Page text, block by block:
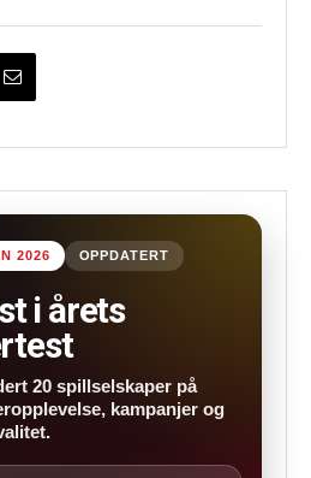
2026 OPPDATERT
i årets
20 spillselskaper på
kampanjer og